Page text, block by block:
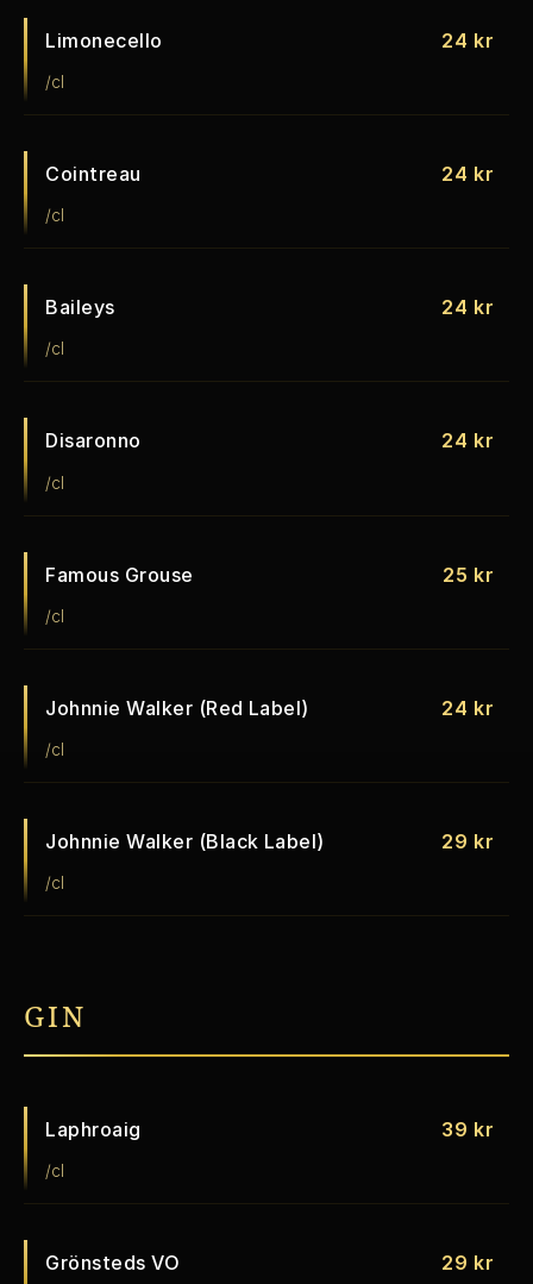
Limonecello 24 kr
/cl
Cointreau 24 kr
/cl
Baileys 24 kr
/cl
Disaronno 24 kr
/cl
Famous Grouse 25 kr
/cl
Johnnie Walker (Red Label) 24 kr
/cl
Johnnie Walker (Black Label) 29 kr
/cl
GIN
Laphroaig 39 kr
/cl
Grönsteds VO 29 kr